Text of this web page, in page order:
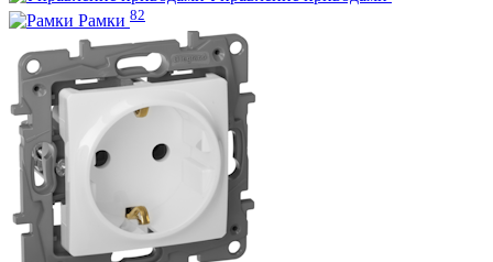
Рамки 82